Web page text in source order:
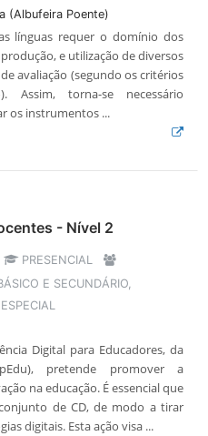
(Albufeira Poente)
línguas requer o domínio dos
e utilização de diversos
avaliação (segundo os critérios
Assim, torna-se necessário
os instrumentos ...
- Nível 2
PRESENCIAL
E SECUNDÁRIO,
Digital para Educadores, da
pretende promover a
na educação. É essencial que
de CD, de modo a tirar
digitais. Esta ação visa ...